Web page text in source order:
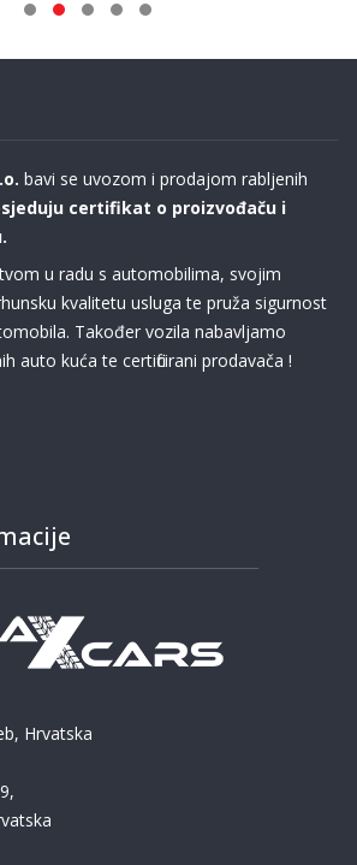
bavi se uvozom i prodajom rabljenih
certifikat o proizvođaču i
u radu s automobilima, svojim
kvalitetu usluga te pruža sigurnost
Također vozila nabavljamo
auto kuća te certificirani prodavača !
Hrvatska